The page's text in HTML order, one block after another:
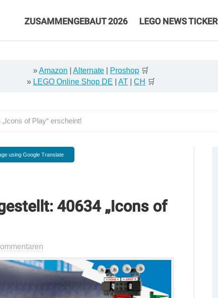
ZUSAMMENGEBAUT 2026 LEGO NEWS TICKER
»Amazon Alternate Proshop 🛒
» LEGO Online Shop DE AT CH 🛒
of Play“ erscheint!
using Google Translate
40634 „Icons of